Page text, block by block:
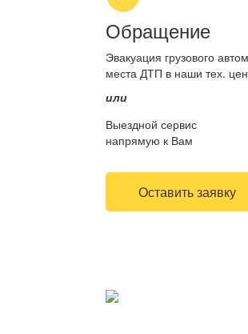
Обращение
Эвакуация грузового
места ДТП в наши тех.
или
Выездной сервис
напрямую к Вам
Оставить заявку